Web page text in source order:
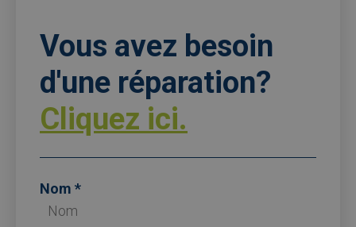
Vous avez besoin
d'une réparation?
Cliquez ici.
Nom